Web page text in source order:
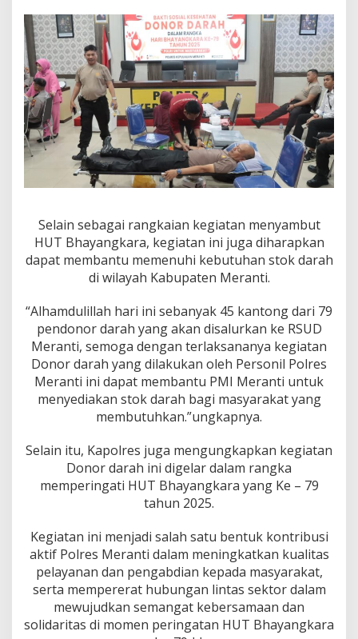
Selain sebagai rangkaian kegiatan menyambut
HUT Bhayangkara, kegiatan ini juga diharapkan
dapat membantu memenuhi kebutuhan stok darah
di wilayah Kabupaten Meranti.
“Alhamdulillah hari ini sebanyak 45 kantong dari 79
pendonor darah yang akan disalurkan ke RSUD
Meranti, semoga dengan terlaksananya kegiatan
Donor darah yang dilakukan oleh Personil Polres
Meranti ini dapat membantu PMI Meranti untuk
menyediakan stok darah bagi masyarakat yang
membutuhkan.”ungkapnya.
Selain itu, Kapolres juga mengungkapkan kegiatan
Donor darah ini digelar dalam rangka
memperingati HUT Bhayangkara yang Ke – 79
tahun 2025.
Kegiatan ini menjadi salah satu bentuk kontribusi
aktif Polres Meranti dalam meningkatkan kualitas
pelayanan dan pengabdian kepada masyarakat,
serta mempererat hubungan lintas sektor dalam
mewujudkan semangat kebersamaan dan
solidaritas di momen peringatan HUT Bhayangkara